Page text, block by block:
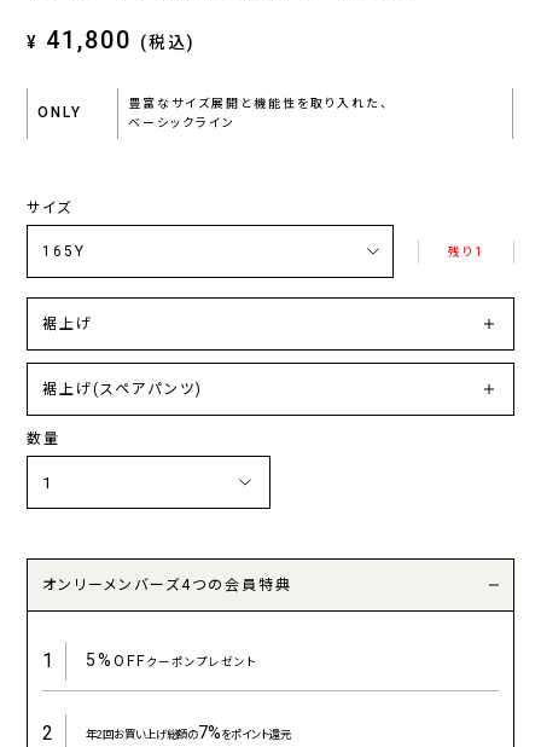
¥ 41,800 (税込)
ONLY
豊富なサイズ展開と機能性を取り入れた、
ベーシックライン
サイズ
残り1
裾上げ
裾上げ(スペアパンツ)
数量
オンリーメンバーズ4つの会員特典
1 5%OFFクーポンプレゼント
2 年2回お買い上げ総額の7%をポイント還元